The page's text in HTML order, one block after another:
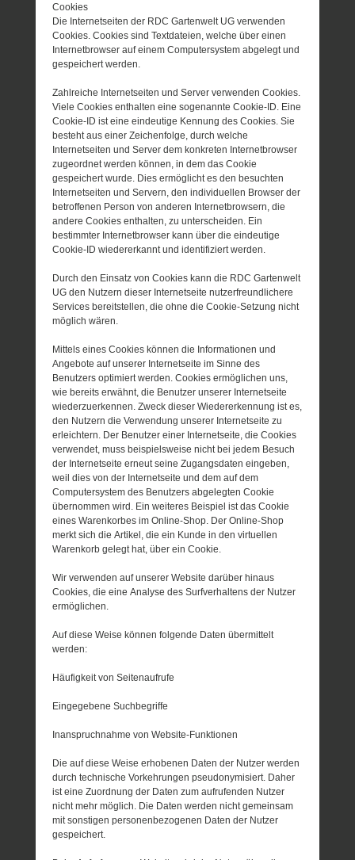
Cookies
Die Internetseiten der RDC Gartenwelt UG verwenden
Cookies. Cookies sind Textdateien, welche über einen
Internetbrowser auf einem Computersystem abgelegt und
gespeichert werden.
Zahlreiche Internetseiten und Server verwenden Cookies.
Viele Cookies enthalten eine sogenannte Cookie-ID. Eine
Cookie-ID ist eine eindeutige Kennung des Cookies. Sie
besteht aus einer Zeichenfolge, durch welche
Internetseiten und Server dem konkreten Internetbrowser
zugeordnet werden können, in dem das Cookie
gespeichert wurde. Dies ermöglicht es den besuchten
Internetseiten und Servern, den individuellen Browser der
betroffenen Person von anderen Internetbrowsern, die
andere Cookies enthalten, zu unterscheiden. Ein
bestimmter Internetbrowser kann über die eindeutige
Cookie-ID wiedererkannt und identifiziert werden.
Durch den Einsatz von Cookies kann die RDC Gartenwelt
UG den Nutzern dieser Internetseite nutzerfreundlichere
Services bereitstellen, die ohne die Cookie-Setzung nicht
möglich wären.
Mittels eines Cookies können die Informationen und
Angebote auf unserer Internetseite im Sinne des
Benutzers optimiert werden. Cookies ermöglichen uns,
wie bereits erwähnt, die Benutzer unserer Internetseite
wiederzuerkennen. Zweck dieser Wiedererkennung ist es,
den Nutzern die Verwendung unserer Internetseite zu
erleichtern. Der Benutzer einer Internetseite, die Cookies
verwendet, muss beispielsweise nicht bei jedem Besuch
der Internetseite erneut seine Zugangsdaten eingeben,
weil dies von der Internetseite und dem auf dem
Computersystem des Benutzers abgelegten Cookie
übernommen wird. Ein weiteres Beispiel ist das Cookie
eines Warenkorbes im Online-Shop. Der Online-Shop
merkt sich die Artikel, die ein Kunde in den virtuellen
Warenkorb gelegt hat, über ein Cookie.
Wir verwenden auf unserer Website darüber hinaus
Cookies, die eine Analyse des Surfverhaltens der Nutzer
ermöglichen.
Auf diese Weise können folgende Daten übermittelt
werden:
Häufigkeit von Seitenaufrufe
Eingegebene Suchbegriffe
Inanspruchnahme von Website-Funktionen
Die auf diese Weise erhobenen Daten der Nutzer werden
durch technische Vorkehrungen pseudonymisiert. Daher
ist eine Zuordnung der Daten zum aufrufenden Nutzer
nicht mehr möglich. Die Daten werden nicht gemeinsam
mit sonstigen personenbezogenen Daten der Nutzer
gespeichert.